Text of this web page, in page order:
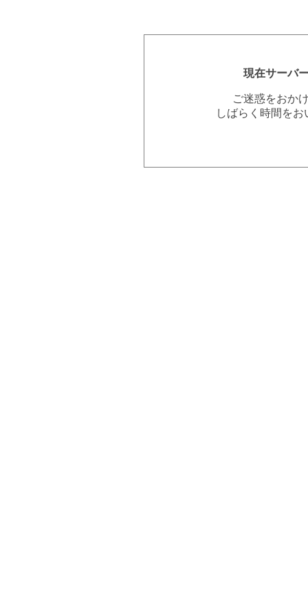
現在サーバ
ご迷惑をおか
しばらく時間を